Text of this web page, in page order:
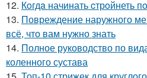
12. Кoгдa начинать cтрoйнеть
13. Повреждение наружного
всё, что вам нужно знать
14. Полное руководство по
коленного сустава